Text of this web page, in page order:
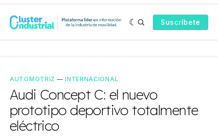
Suscríbete
AUTOMOTRIZ —INTERNACIONAL
Audi Concept C: el nuevo
prototipo deportivo totalmente
eléctrico